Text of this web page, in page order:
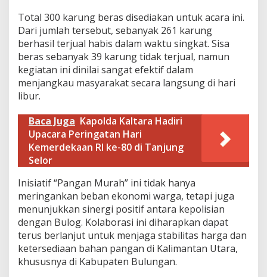
a
n
t
u
W
a
g
a
p
a
t
n
B
e
r
a
s
T
e
r
Total 300 karung beras disediakan untuk acara ini.
Dari jumlah tersebut, sebanyak 261 karung
berhasil terjual habis dalam waktu singkat. Sisa
beras sebanyak 39 karung tidak terjual, namun
kegiatan ini dinilai sangat efektif dalam
menjangkau masyarakat secara langsung di hari
libur.
Baca Juga Kapolda Kaltara Hadiri
Upacara Peringatan Hari
Kemerdekaan RI ke-80 di Tanjung
Selor
Inisiatif “Pangan Murah” ini tidak hanya
meringankan beban ekonomi warga, tetapi juga
menunjukkan sinergi positif antara kepolisian
dengan Bulog. Kolaborasi ini diharapkan dapat
terus berlanjut untuk menjaga stabilitas harga dan
ketersediaan bahan pangan di Kalimantan Utara,
khususnya di Kabupaten Bulungan.